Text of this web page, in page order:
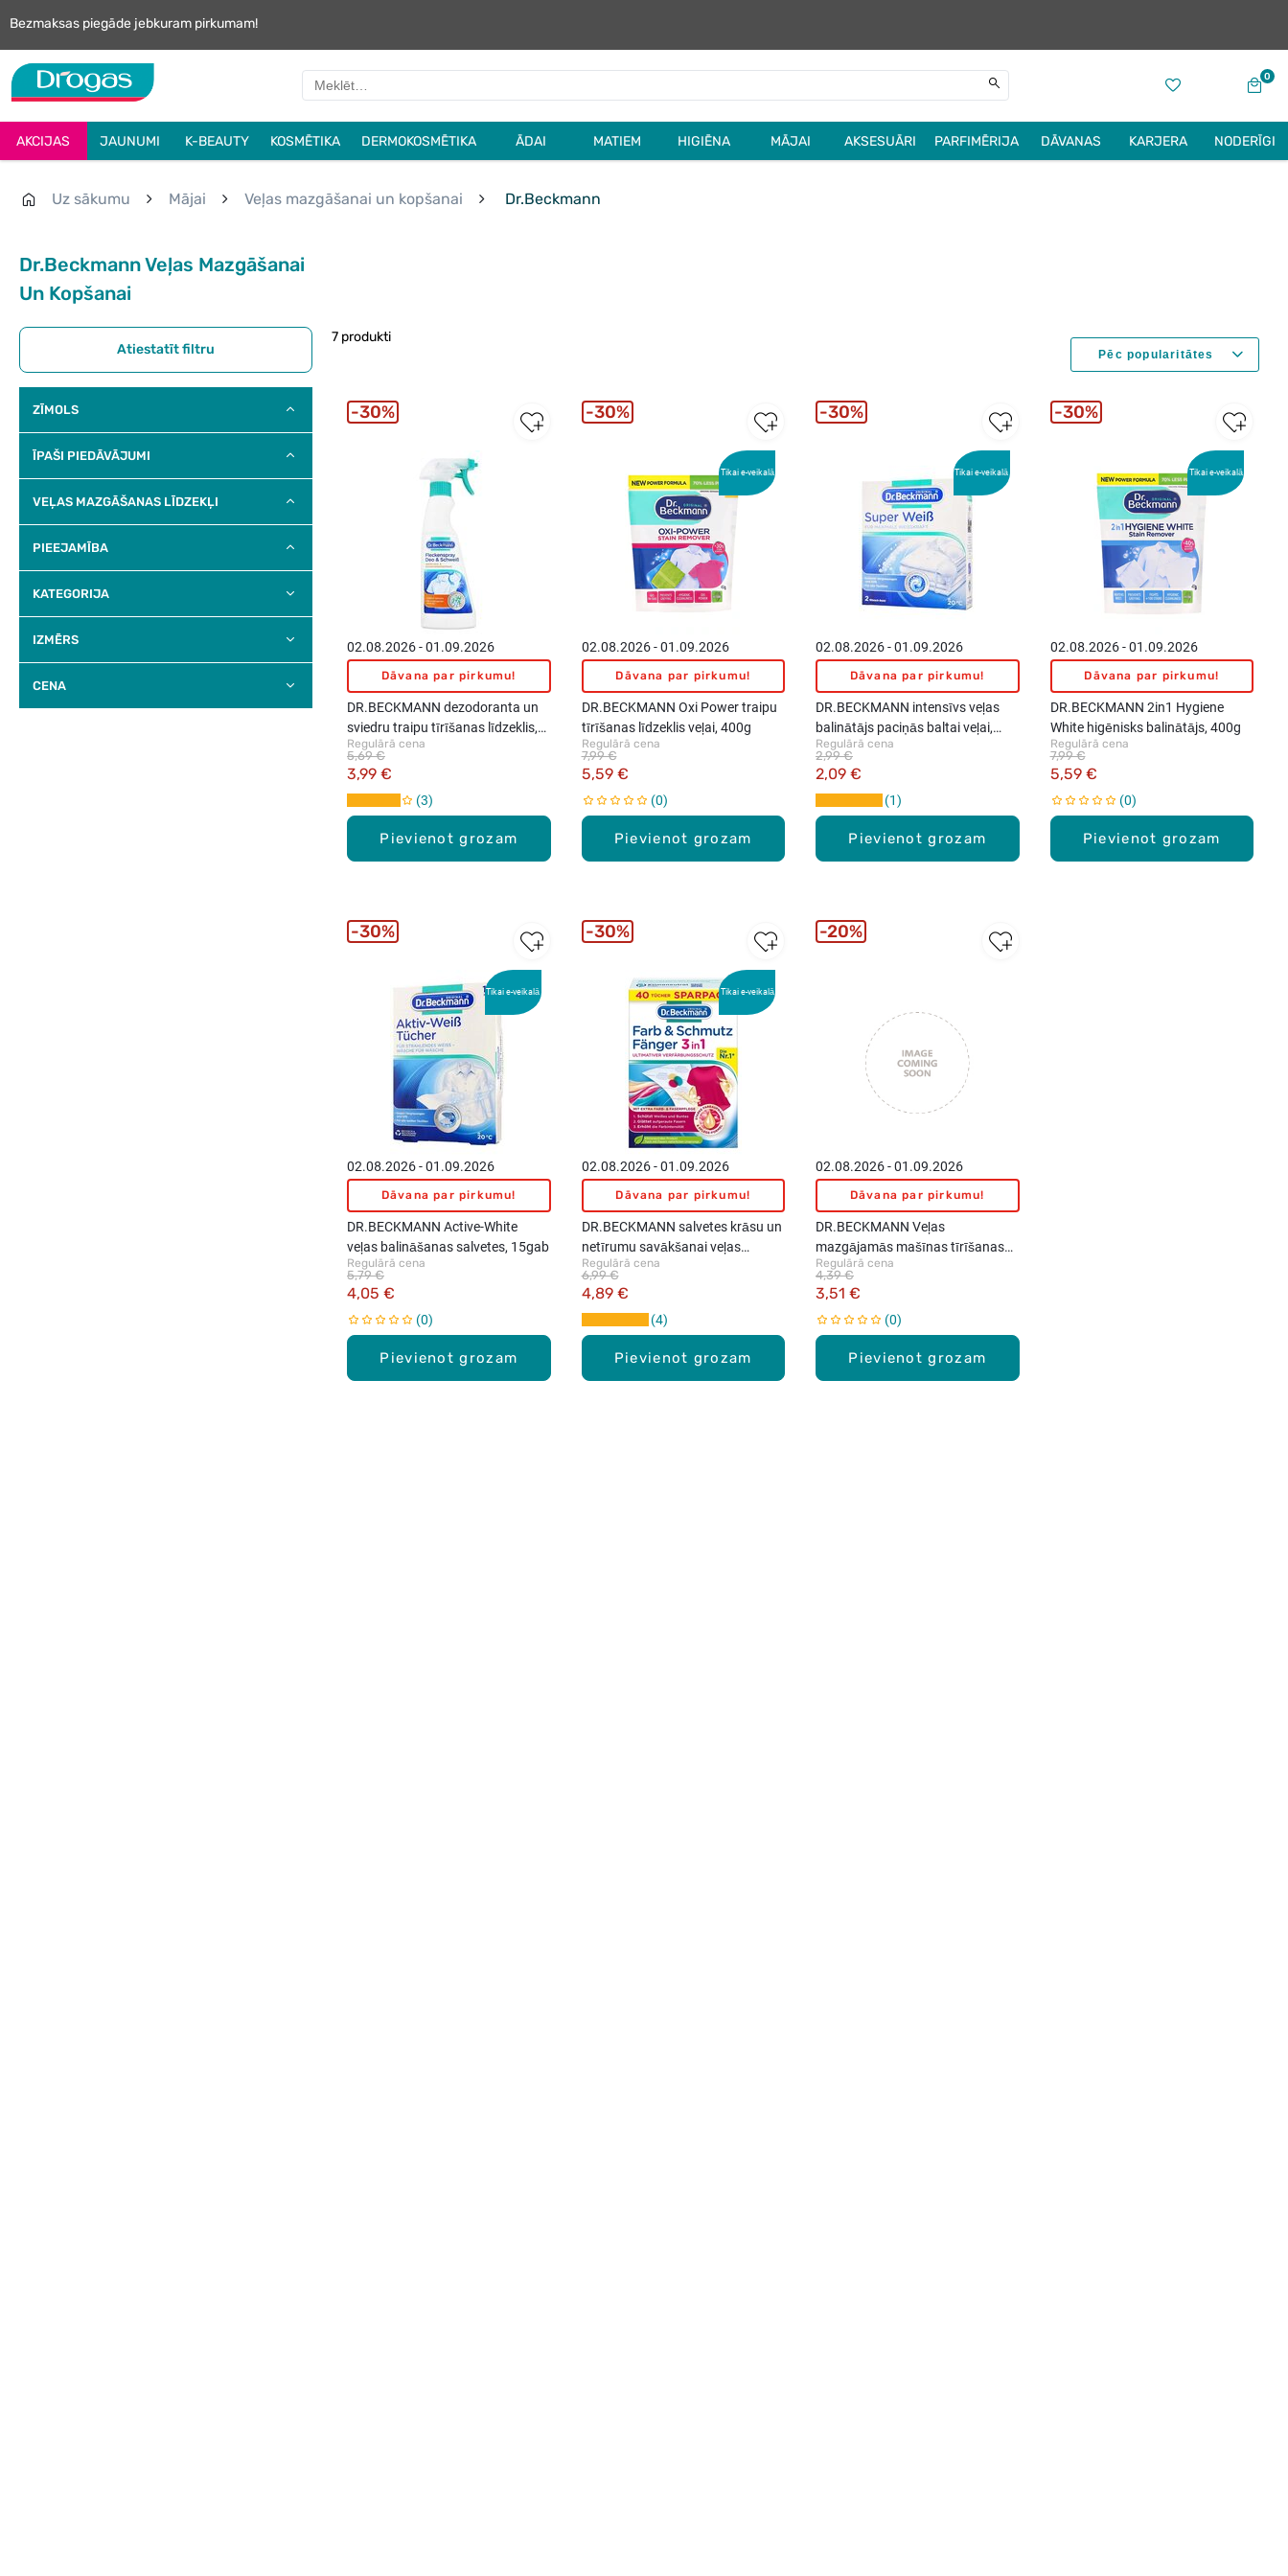
Bezmaksas piegāde jebkuram pirkumam!
0
AKCIJAS JAUNUMI K-BEAUTY KOSMĒTIKA DERMOKOSMĒTIKA ĀDAI MATIEM HIGIĒNA MĀJAI AKSESUĀRI PARFIMĒRIJA DĀVANAS KARJERA NODERĪGI
Uz sākumu Mājai Veļas mazgāšanai un kopšanai Dr.Beckmann
Dr.Beckmann Veļas Mazgāšanai
Un Kopšanai
Atiestatīt filtru
ZĪMOLS
ĪPAŠI PIEDĀVĀJUMI
VEĻAS MAZGĀŠANAS LĪDZEKĻI
PIEEJAMĪBA
KATEGORIJA
IZMĒRS
CENA
7 produkti
Pievienot grozam
02.08.2026 - 01.09.2026
Dāvana par pirkumu!
DR.BECKMANN dezodoranta un
sviedru traipu tīrīšanas līdzeklis,
250 ml
Regulārā cena
3,99 €
5,69 €
3
30%
Tikai e-veikalā
Pievienot grozam
02.08.2026 - 01.09.2026
Dāvana par pirkumu!
DR.BECKMANN Oxi Power traipu
tīrīšanas līdzeklis veļai, 400g
Regulārā cena
5,59 €
7,99 €
0
30%
Tikai e-veikalā
Pievienot grozam
02.08.2026 - 01.09.2026
Dāvana par pirkumu!
DR.BECKMANN intensīvs veļas
balinātājs paciņās baltai veļai,
2gab
Regulārā cena
2,09 €
2,99 €
1
30%
Tikai e-veikalā
Pievienot grozam
02.08.2026 - 01.09.2026
Dāvana par pirkumu!
DR.BECKMANN 2in1 Hygiene
White higēnisks balinātājs, 400g
Regulārā cena
5,59 €
7,99 €
0
30%
Tikai e-veikalā
Pievienot grozam
02.08.2026 - 01.09.2026
Dāvana par pirkumu!
DR.BECKMANN Active-White
veļas balināšanas salvetes, 15gab
Regulārā cena
4,05 €
5,79 €
0
30%
Tikai e-veikalā
Pievienot grozam
02.08.2026 - 01.09.2026
Dāvana par pirkumu!
DR.BECKMANN salvetes krāsu un
netīrumu savākšanai veļas
mazgāšanas laikā, 40gab
Regulārā cena
4,89 €
6,99 €
4
30%
Pievienot grozam
02.08.2026 - 01.09.2026
Dāvana par pirkumu!
DR.BECKMANN Veļas
mazgājamās mašīnas tīrīšanas
pulveris, 250g
Regulārā cena
3,51 €
4,39 €
0
20%